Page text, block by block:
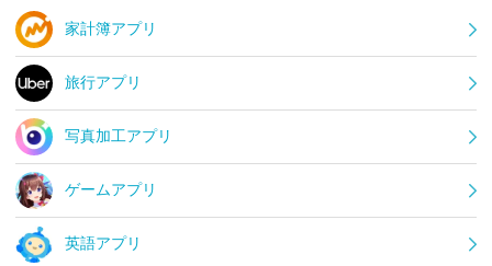
家計簿アプリ
旅行アプリ
写真加工アプリ
ゲームアプリ
英語アプリ